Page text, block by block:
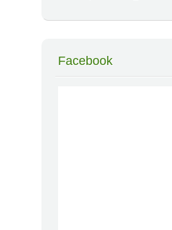
Facebook